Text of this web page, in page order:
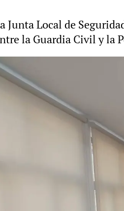
Junta Local de
la Guardia Civil y la